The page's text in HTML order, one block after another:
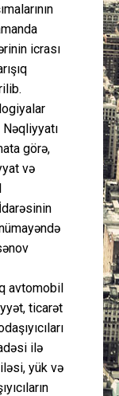
icrası
görə,
və
avtomobil
ticarət
ilə
yük və